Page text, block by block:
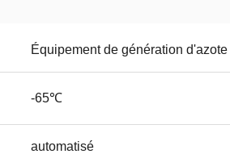
Équipement de génération d'azote
-65℃
automatisé